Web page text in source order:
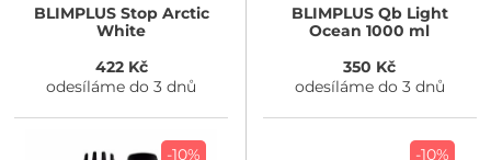
BLIMPLUSStop Arctic
White
422 Kč
odesíláme do 3 dnů
BLIMPLUSQb Light
Ocean 1000 ml
350 Kč
odesíláme do 3 dnů
-10% -10%